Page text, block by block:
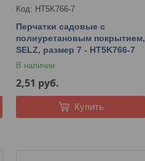
HT5K766-7
Перчатки садовые с
полиуретановым покрытием,
SELZ, размер 7 - HT5K766-7
В наличии
2,51 руб.
Купить